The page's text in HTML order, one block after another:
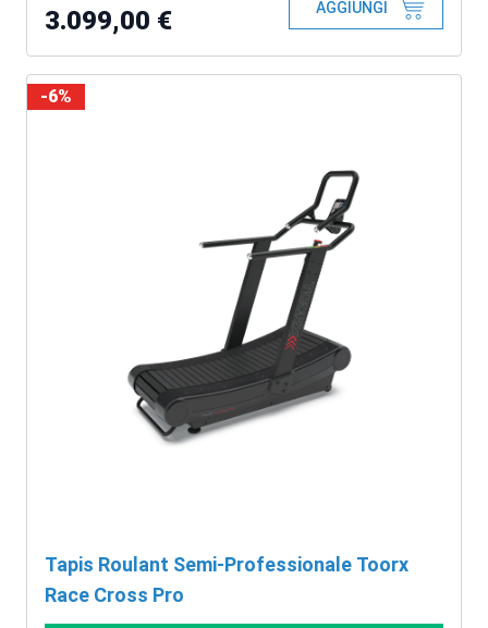
3.099,00 € AGGIUNGI
Tapis Roulant Semi-Professionale Toorx
Race Cross Pro
-6%